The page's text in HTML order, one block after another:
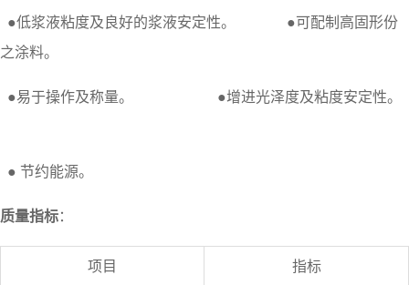
●低浆液粘度及良好的浆液安定性。 ●可配制高固形份
之涂料。
●易于操作及称量。 ●增进光泽度及粘度安定性。
● 节约能源。
质量指标：
项目 指标